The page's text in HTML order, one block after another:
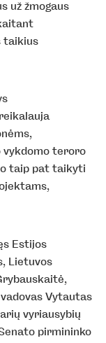
už žmogaus
taikius
vykdomo teroro
o taip pat taikyti
Estijos
Lietuvos
Vytautas
vyriausybių
pirmininko